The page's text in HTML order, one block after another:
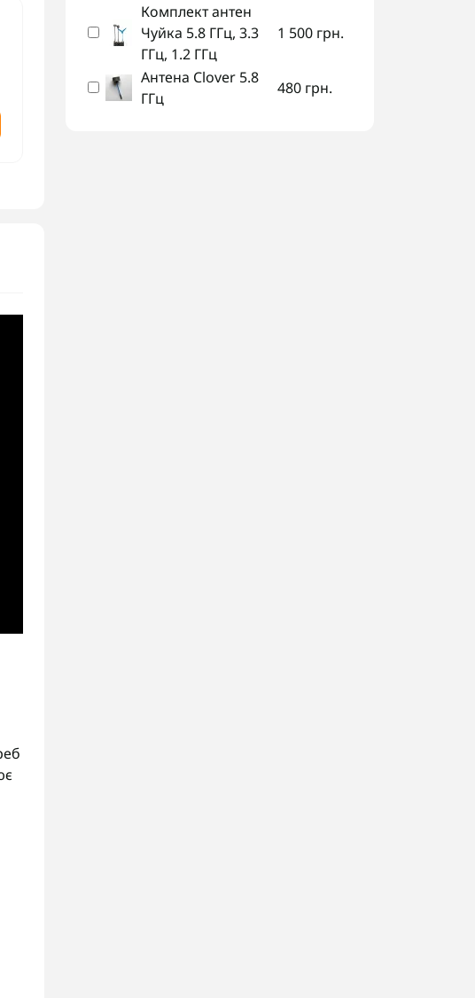
Комплект антен
Чуйка 5.8 ГГц, 3.3
ГГц, 1.2 ГГц
1 500 грн.
Антена Clover 5.8
ГГц
480 грн.
Комплект антен Чуйка 5.8
ГГц, 3.3 ГГц, 1.2 ГГц